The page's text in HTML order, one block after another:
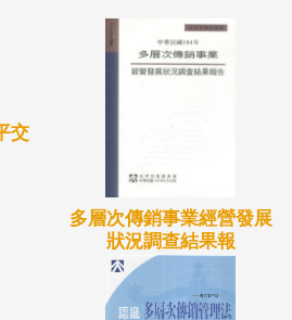
交
多層次傳銷事業經營發展
狀況調查結果報